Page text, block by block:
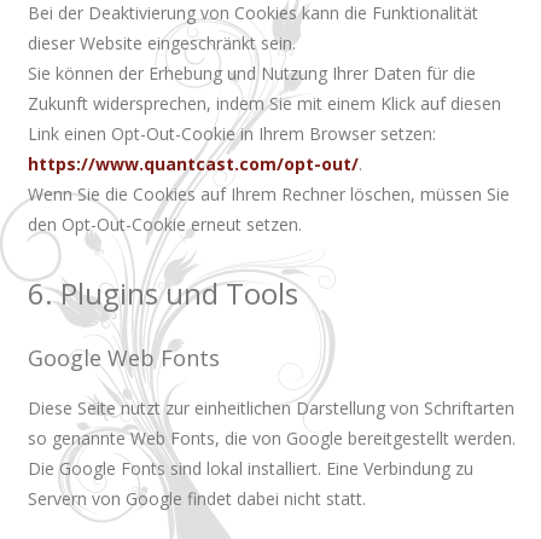
Bei der Deaktivierung von Cookies kann die Funktionalität
dieser Website eingeschränkt sein.
Sie können der Erhebung und Nutzung Ihrer Daten für die
Zukunft widersprechen, indem Sie mit einem Klick auf diesen
Link einen Opt-Out-Cookie in Ihrem Browser setzen:
https://www.quantcast.com/opt-out/.
Wenn Sie die Cookies auf Ihrem Rechner löschen, müssen Sie
den Opt-Out-Cookie erneut setzen.
6. Plugins und Tools
Google Web Fonts
Diese Seite nutzt zur einheitlichen Darstellung von Schriftarten
so genannte Web Fonts, die von Google bereitgestellt werden.
Die Google Fonts sind lokal installiert. Eine Verbindung zu
Servern von Google findet dabei nicht statt.